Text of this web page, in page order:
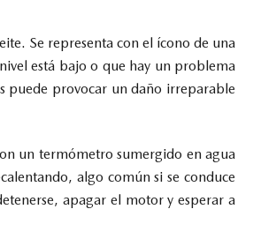
Se representa con el ícono de una
está bajo o que hay un problema
puede provocar un daño irreparable
un termómetro sumergido en agua
algo común si se conduce
apagar el motor y esperar a